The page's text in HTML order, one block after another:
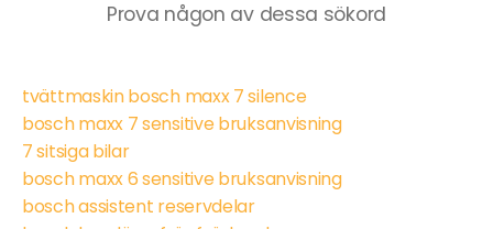
Prova någon av dessa sökord
tvättmaskin bosch maxx 7 silence
bosch maxx 7 sensitive bruksanvisning
7 sitsiga bilar
bosch maxx 6 sensitive bruksanvisning
bosch assistent reservdelar